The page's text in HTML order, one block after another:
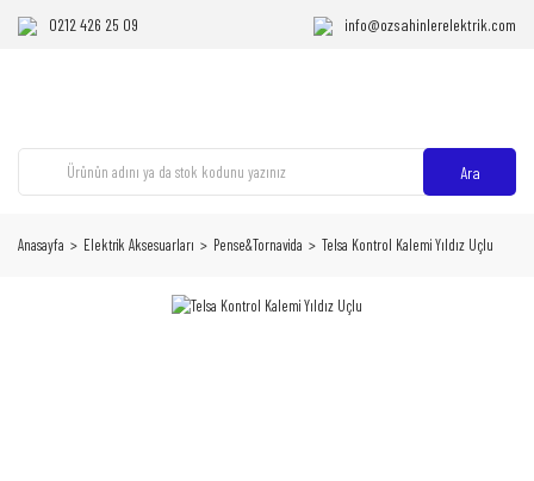
0212 426 25 09 info@ozsahinlerelektrik.com
Ara
Anasayfa Elektrik Aksesuarları Pense&Tornavida Telsa Kontrol Kalemi Yıldız Uçlu